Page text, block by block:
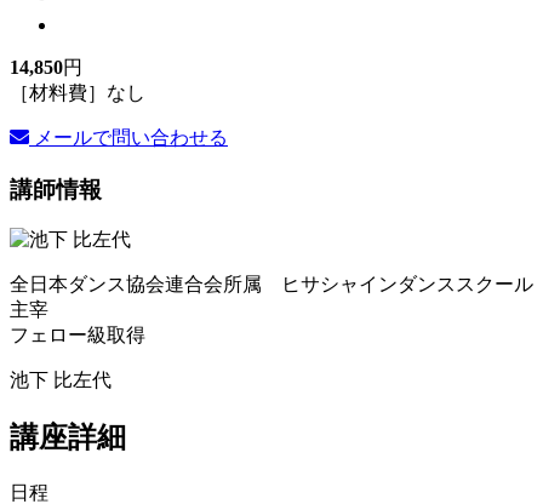
14,850円
［材料費］なし
メールで問い合わせる
講師情報
全日本ダンス協会連合会所属 ヒサシャインダンススクール
主宰
フェロー級取得
池下 比左代
講座詳細
日程